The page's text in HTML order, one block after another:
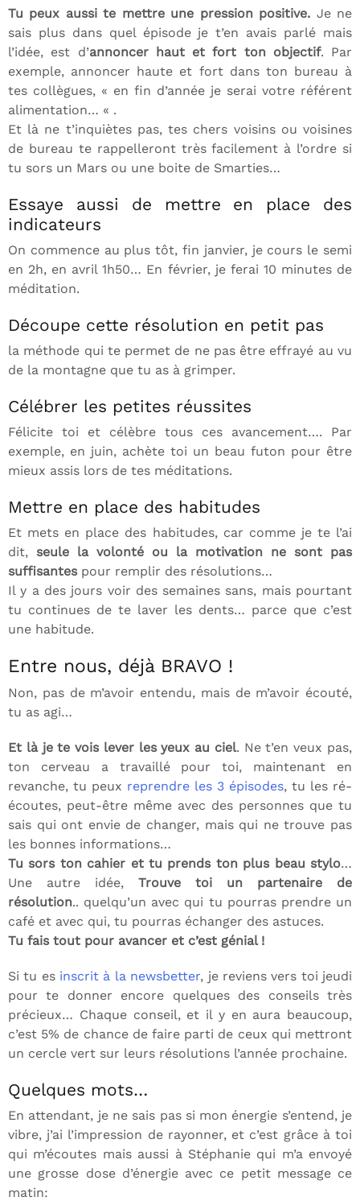
Tu peux aussi te mettre une pression positive. Je ne
sais plus dans quel épisode je t’en avais parlé mais
l’idée, est d’annoncer haut et fort ton objectif. Par
exemple, annoncer haute et fort dans ton bureau à
tes collègues, « en fin d’année je serai votre référent
alimentation… « .
Et là ne t’inquiètes pas, tes chers voisins ou voisines
de bureau te rappelleront très facilement à l’ordre si
tu sors un Mars ou une boite de Smarties…
Essaye aussi de mettre en place des
indicateurs
On commence au plus tôt, fin janvier, je cours le semi
en 2h, en avril 1h50… En février, je ferai 10 minutes de
méditation.
Découpe cette résolution en petit pas
la méthode qui te permet de ne pas être effrayé au vu
de la montagne que tu as à grimper.
Célébrer les petites réussites
Félicite toi et célèbre tous ces avancement…. Par
exemple, en juin, achète toi un beau futon pour être
mieux assis lors de tes méditations.
Mettre en place des habitudes
Et mets en place des habitudes, car comme je te l’ai
dit, seule la volonté ou la motivation ne sont pas
suffisantespour remplir des résolutions…
Il y a des jours voir des semaines sans, mais pourtant
tu continues de te laver les dents… parce que c’est
une habitude.
Entre nous, déjà BRAVO !
Non, pas de m’avoir entendu, mais de m’avoir écouté,
tu as agi…
Et là je te vois lever les yeux au ciel. Ne t’en veux pas,
ton cerveau a travaillé pour toi, maintenant en
revanche, tu peux reprendre les 3 épisodes, tu les ré-
écoutes, peut-être même avec des personnes que tu
sais qui ont envie de changer, mais qui ne trouve pas
les bonnes informations…
Tu sors ton cahier et tu prends ton plus beau stylo…
Une autre idée, Trouve toi un partenaire de
résolution.. quelqu’un avec qui tu pourras prendre un
café et avec qui, tu pourras échanger des astuces.
Tu fais tout pour avancer et c’est génial !
Si tu es inscrit à la newsbetter, je reviens vers toi jeudi
pour te donner encore quelques des conseils très
précieux… Chaque conseil, et il y en aura beaucoup,
c’est 5% de chance de faire parti de ceux qui mettront
un cercle vert sur leurs résolutions l’année prochaine.
Quelques mots…
En attendant, je ne sais pas si mon énergie s’entend, je
vibre, j’ai l’impression de rayonner, et c’est grâce à toi
qui m’écoutes mais aussi à Stéphanie qui m’a envoyé
une grosse dose d’énergie avec ce petit message ce
matin: